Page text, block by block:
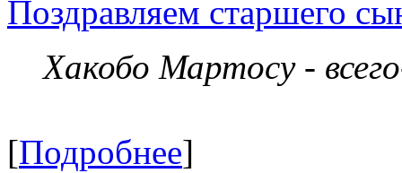
Поздравляем старшего
Хакобо Мартосу -
[Подробнее]